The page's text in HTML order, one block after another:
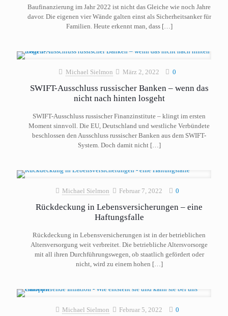
Baufinanzierung im Jahr 2022 ist nicht das Gleiche wie noch Jahre
davor. Die eigenen vier Wände galten einst als Sicherheitsanker für
Familien. Heute erkennt man, dass[…]
Michael Sielmon März 2, 2022 0
SWIFT-Ausschluss russischer Banken – wenn das
nicht nach hinten losgeht
SWIFT-Ausschluss russischer Finanzinstitute – klingt im ersten
Moment sinnvoll. Die EU, Deutschland und westliche Verbündete
beschlossen den Ausschluss russischer Banken aus dem SWIFT-
System. Doch damit nicht[…]
Michael Sielmon Februar 7, 2022 0
Rückdeckung in Lebensversicherungen – eine
Haftungsfalle
Rückdeckung in Lebensversicherungen ist in der betrieblichen
Altersversorgung weit verbreitet. Die betriebliche Altersvorsorge
mit all ihren Durchführungswegen, ob staatlich gefördert oder
nicht, wird zu einem hohen […]
Michael Sielmon Februar 5, 2022 0